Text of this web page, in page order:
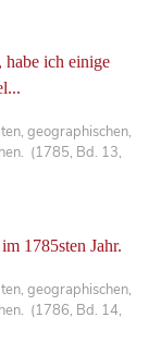
habe ich einige
geographischen,
(1785, Bd. 13,
1785sten Jahr.
geographischen,
(1786, Bd. 14,